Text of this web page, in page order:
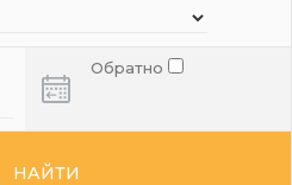
Обратно
НАЙТИ